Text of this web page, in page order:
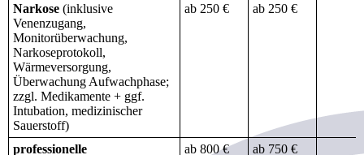
Narkose (inklusive
Venenzugang,
Monitorüberwachung,
Narkoseprotokoll,
Wärmeversorgung,
Überwachung Aufwachphase;
zzgl. Medikamente + ggf.
Intubation, medizinischer
Sauerstoff)
ab 250 € ab 250 €
professionelle
ab 800 € ab 750 €